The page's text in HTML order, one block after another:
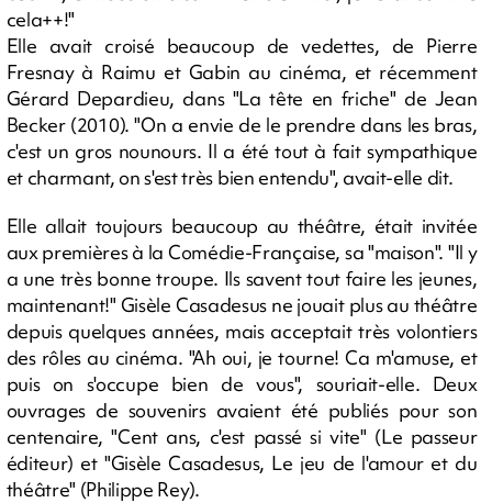
cela++!"
Elle avait croisé beaucoup de vedettes, de Pierre
Fresnay à Raimu et Gabin au cinéma, et récemment
Gérard Depardieu, dans "La tête en friche" de Jean
Becker (2010). "On a envie de le prendre dans les bras,
c'est un gros nounours. Il a été tout à fait sympathique
et charmant, on s'est très bien entendu", avait-elle dit.
Elle allait toujours beaucoup au théâtre, était invitée
aux premières à la Comédie-Française, sa "maison". "Il y
a une très bonne troupe. Ils savent tout faire les jeunes,
maintenant!" Gisèle Casadesus ne jouait plus au théâtre
depuis quelques années, mais acceptait très volontiers
des rôles au cinéma. "Ah oui, je tourne! Ca m'amuse, et
puis on s'occupe bien de vous", souriait-elle. Deux
ouvrages de souvenirs avaient été publiés pour son
centenaire, "Cent ans, c'est passé si vite" (Le passeur
éditeur) et "Gisèle Casadesus, Le jeu de l'amour et du
théâtre" (Philippe Rey).